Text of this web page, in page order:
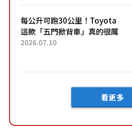
車？...
每公升可跑30公里！Toyota
這款「五門掀背車」真的很厲
害！ 擁有全長4.3公尺的「剛剛
2026.07.10
看更多